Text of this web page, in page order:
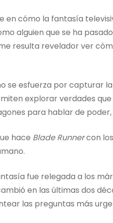
en cómo la fantasía
alguien que se ha
resulta revelador ver
se esfuerza por capturar
explorar verdades
para hablar de
hace Blade Runnercon
fue relegada a los
en las últimas dos
las preguntas más